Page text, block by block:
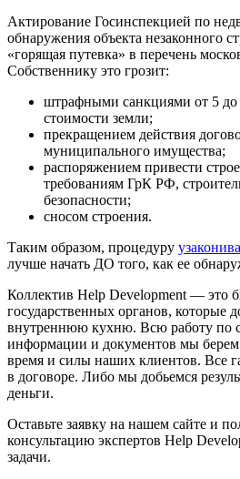
Актирование Госинспекцией по
обнаружения объекта незаконного
«горящая путевка» в перечень
Собственнику это грозит:
штрафными санкциями от 5 до
стоимости земли;
прекращением действия
муниципального имущества;
распоряжением привести
требованиям ГрК РФ,
безопасности;
сносом строения.
Таким образом, процедуру
лучше начать ДО того, как ее
Коллектив Help Development — это
государственных органов, которые
внутреннюю кухню. Всю работу по
информации и документов мы
время и силы наших клиентов. Все
в договоре. Либо мы добьемся
деньги.
Оставьте заявку на нашем сайте и
консультацию экспертов Help
задачи.